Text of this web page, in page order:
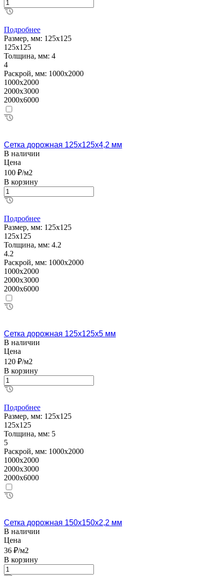
Подробнее
Размер, мм: 125х125
125х125
Толщина, мм: 4
4
Раскрой, мм: 1000х2000
1000х2000
2000х3000
2000х6000
Сетка дорожная 125х125х4,2 мм
В наличии
Цена
100 ₽/м2
В корзину
Подробнее
Размер, мм: 125х125
125х125
Толщина, мм: 4.2
4.2
Раскрой, мм: 1000х2000
1000х2000
2000х3000
2000х6000
Сетка дорожная 125х125х5 мм
В наличии
Цена
120 ₽/м2
В корзину
Подробнее
Размер, мм: 125х125
125х125
Толщина, мм: 5
5
Раскрой, мм: 1000х2000
1000х2000
2000х3000
2000х6000
Сетка дорожная 150х150х2,2 мм
В наличии
Цена
36 ₽/м2
В корзину